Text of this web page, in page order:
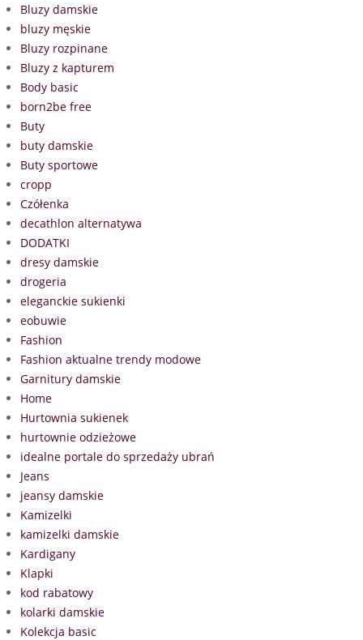
Bluzy damskie
bluzy męskie
Bluzy rozpinane
Bluzy z kapturem
Body basic
born2be free
Buty
buty damskie
Buty sportowe
cropp
Czółenka
decathlon alternatywa
DODATKI
dresy damskie
drogeria
eleganckie sukienki
eobuwie
Fashion
Fashion aktualne trendy modowe
Garnitury damskie
Home
Hurtownia sukienek
hurtownie odzieżowe
idealne portale do sprzedaży ubrań
Jeans
jeansy damskie
Kamizelki
kamizelki damskie
Kardigany
Klapki
kod rabatowy
kolarki damskie
Kolekcja basic